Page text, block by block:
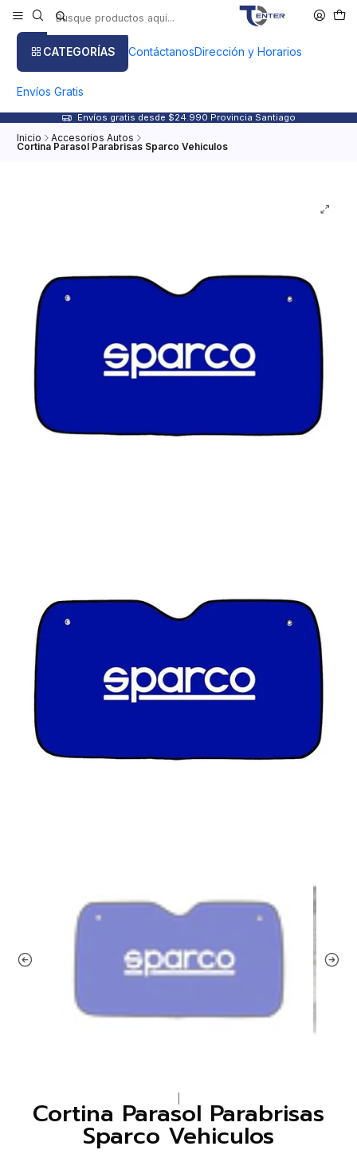
CATEGORÍAS ContáctanosDirección y Horarios
Envíos Gratis
Envíos gratis desde $24.990 Provincia Santiago
Inicio Accesorios Autos
Cortina Parasol Parabrisas Sparco Vehiculos
Cortina Parasol Parabrisas
Sparco Vehiculos